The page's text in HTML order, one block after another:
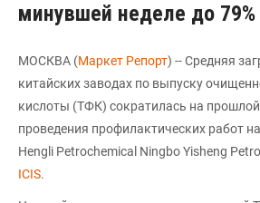
минувшей неделе до 79%
МОСКВА (Маркет Репорт) -- Средняя
китайских заводах по выпуску
кислоты (ТФК) сократилась на прошлой
проведения профилактических работ
Hengli Petrochemical Ningbo Yisheng
ICIS.